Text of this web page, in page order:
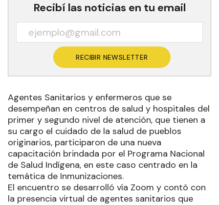
Recibí las noticias en tu email
RECIBIR NEWSLETTER
Agentes Sanitarios y enfermeros que se
desempeñan en centros de salud y hospitales del
primer y segundo nivel de atención, que tienen a
su cargo el cuidado de la salud de pueblos
originarios, participaron de una nueva
capacitación brindada por el Programa Nacional
de Salud Indígena, en este caso centrado en la
temática de Inmunizaciones.
El encuentro se desarrolló vía Zoom y contó con
la presencia virtual de agentes sanitarios que